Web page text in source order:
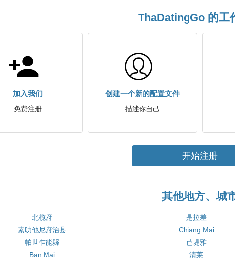
ThaDatingGo 的工
加入我们
免费注册
创建一个新的配置文件
描述你自己
开始注册
其他地方、城
北榄府 是拉差
素叻他尼府治县
Chiang Mai
帕世乍能縣
芭堤雅
Ban Mai
清莱